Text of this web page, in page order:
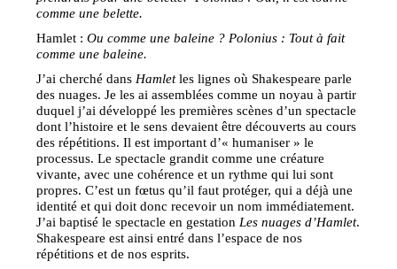
comme une belette.
Hamlet : Ou comme une baleine ? Polonius : Tout à fait
comme une baleine.
J’ai cherché dans Hamletles lignes où Shakespeare parle
des nuages. Je les ai assemblées comme un noyau à partir
duquel j’ai développé les premières scènes d’un spectacle
dont l’histoire et le sens devaient être découverts au cours
des répétitions. Il est important d’« humaniser » le
processus. Le spectacle grandit comme une créature
vivante, avec une cohérence et un rythme qui lui sont
propres. C’est un fœtus qu’il faut protéger, qui a déjà une
identité et qui doit donc recevoir un nom immédiatement.
J’ai baptisé le spectacle en gestation Les nuages d’Hamlet.
Shakespeare est ainsi entré dans l’espace de nos
répétitions et de nos esprits.